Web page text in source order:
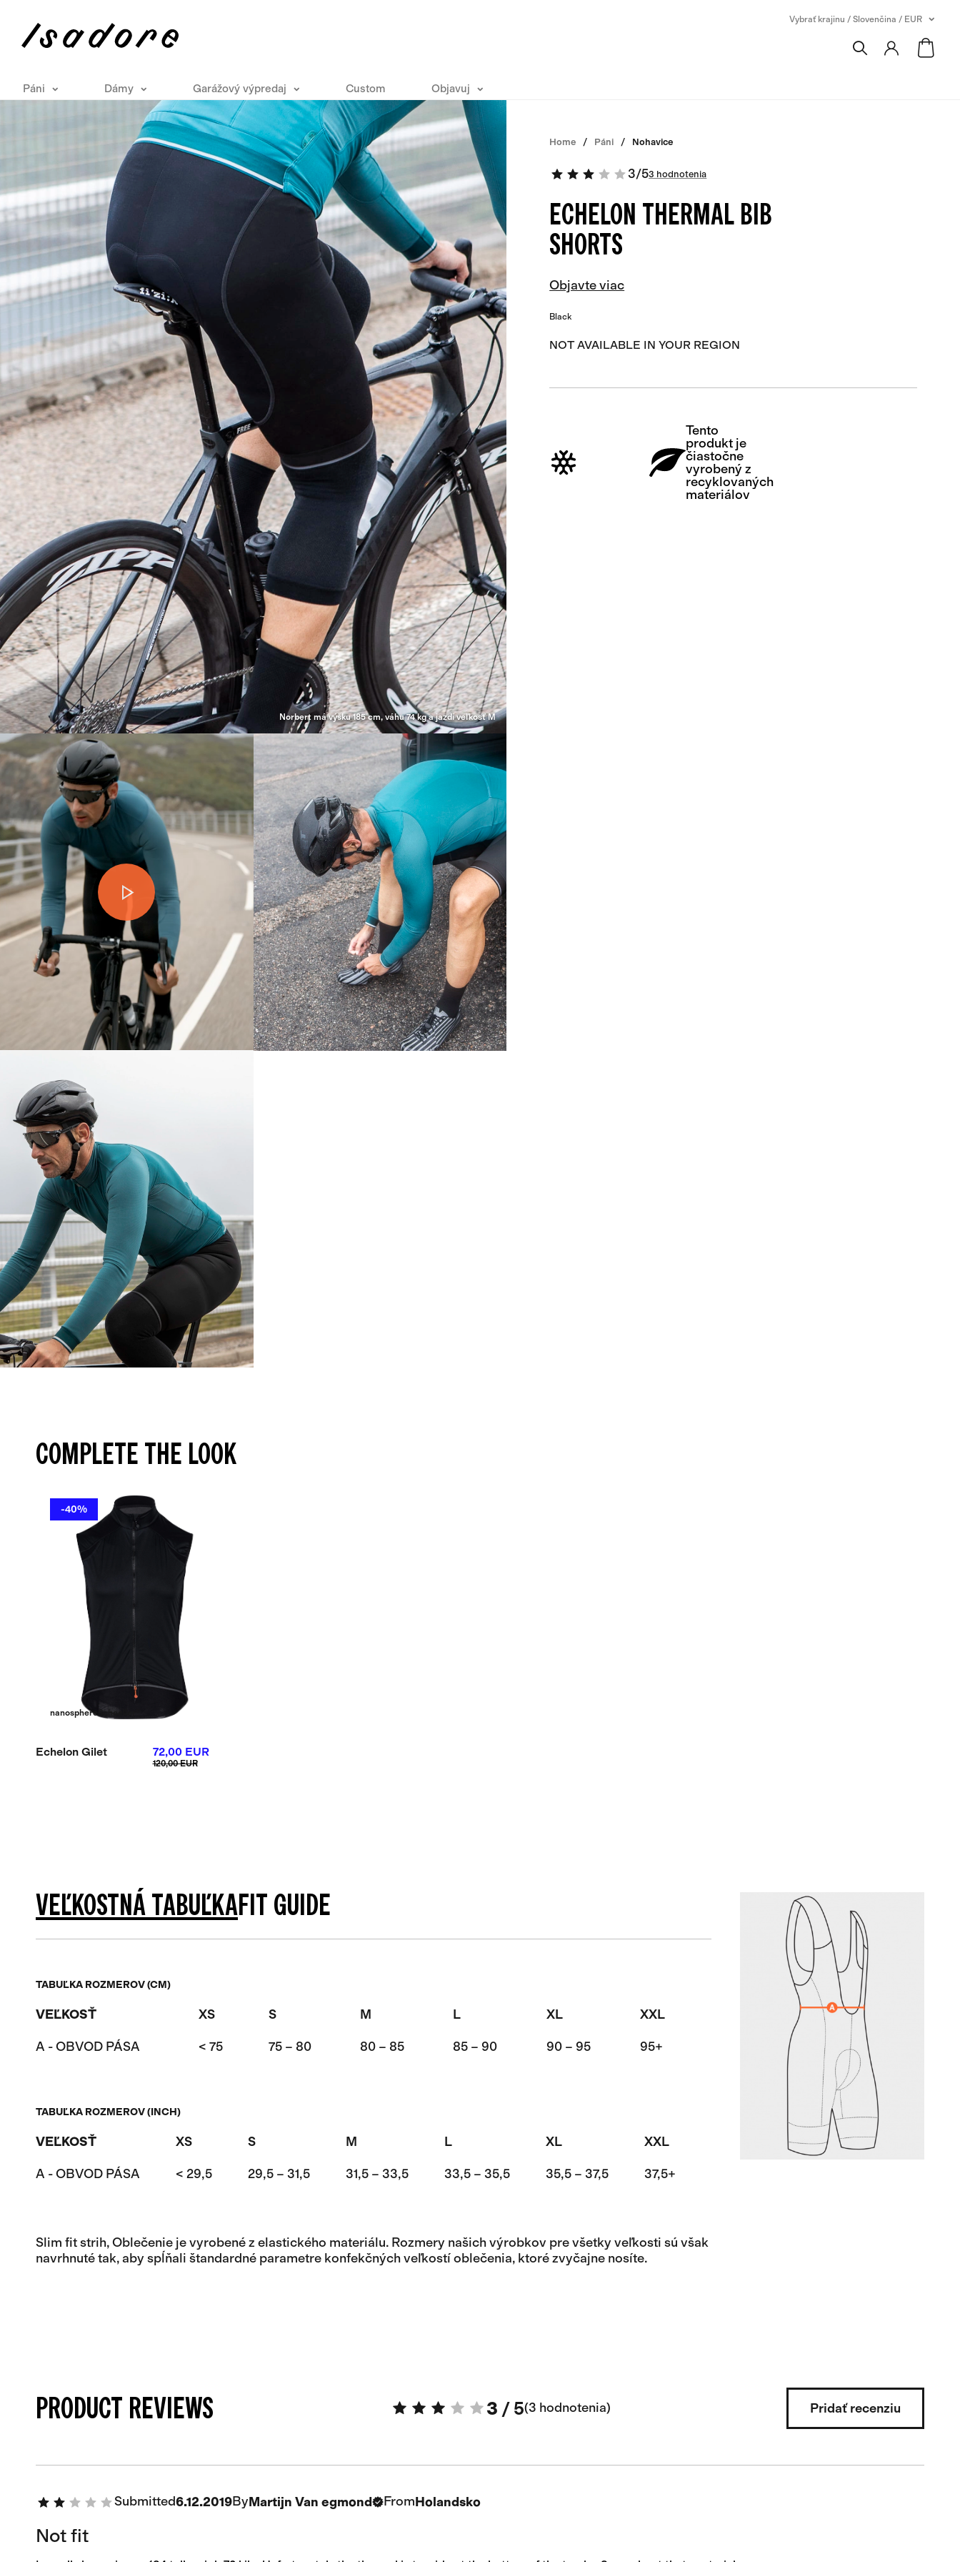
Vybrať krajinu / Slovenčina / EUR
Páni Dámy Garážový výpredaj Custom Objavuj
Norbert má výšku 185 cm, váhu 74 kg a jazdí veľkosť M
Home Páni Nohavice
3/53 hodnotenia
ECHELON THERMAL BIB
SHORTS
Objavte viac
Black
NOT AVAILABLE IN YOUR REGION
Tento
produkt je
čiastočne
vyrobený z
recyklovaných
materiálov
COMPLETE THE LOOK
-40%
nanosphere Schoeller®
Echelon Gilet 72,00 EUR
120,00 EUR
VEĽKOSTNÁ TABUĽKAFIT GUIDE
TABUĽKA ROZMEROV (CM)
VEĽKOSŤ XS S M L XL XXL
A - OBVOD PÁSA < 75 75 – 80 80 – 85 85 – 90 90 – 95 95+
TABUĽKA ROZMEROV (INCH)
VEĽKOSŤ XS S M L XL XXL
A - OBVOD PÁSA < 29,5 29,5 – 31,5 31,5 – 33,5 33,5 – 35,5 35,5 – 37,5 37,5+
Slim fit strih, Oblečenie je vyrobené z elastického materiálu. Rozmery našich výrobkov pre všetky veľkosti sú však
navrhnuté tak, aby spĺňali štandardné parametre konfekčných veľkostí oblečenia, ktoré zvyčajne nosíte.
PRODUCT REVIEWS 3 /5 3 hodnotenia Pridať recenziu
Submitted6.12.2019ByMartijn Van egmond FromHolandsko
Not fit